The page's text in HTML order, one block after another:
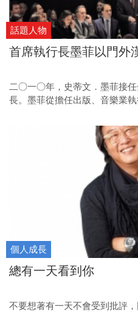
話題人物
首席執行長墨菲以門外
二○一○年，史蒂文．墨菲接任
長。墨菲從擔任出版、音樂業
功開拓亞洲地區新市場，更讓
個人成長
總有一天看到你
不要想著有一天不會受到批評